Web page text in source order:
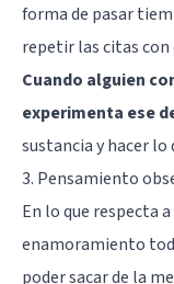
forma de pasar
repetir las citas con
Cuando alguien
experimenta ese
sustancia y hacer lo
3. Pensamiento
En lo que respecta
enamoramiento
poder sacar de la